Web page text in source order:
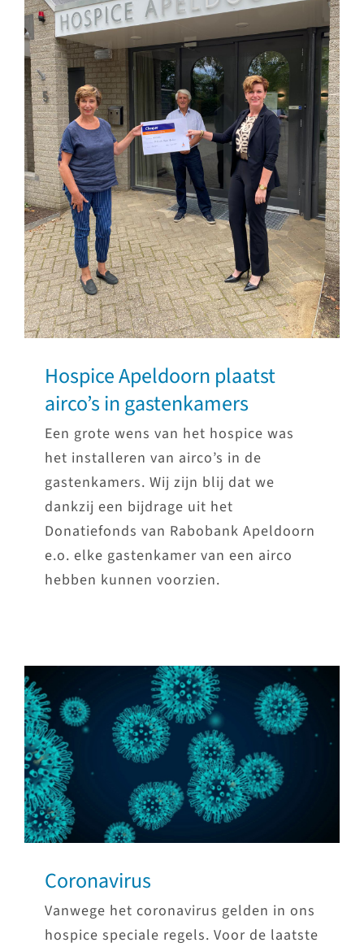
Hospice Apeldoorn plaatst
airco’s in gastenkamers
Een grote wens van het hospice was
het installeren van airco’s in de
gastenkamers. Wij zijn blij dat we
dankzij een bijdrage uit het
Donatiefonds van Rabobank Apeldoorn
e.o. elke gastenkamer van een airco
hebben kunnen voorzien.
Coronavirus
Vanwege het coronavirus gelden in ons
hospice speciale regels. Voor de laatste